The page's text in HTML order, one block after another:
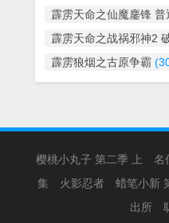
霹雳天命之仙魔鏖锋 普
霹雳天命之战祸邪神2
霹雳狼烟之古原争霸
樱桃小丸子 第二季 上 名
集
火影忍者 蜡笔小新
出所